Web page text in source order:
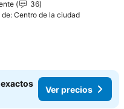
36
de: Centro de la ciudad
Ver precios